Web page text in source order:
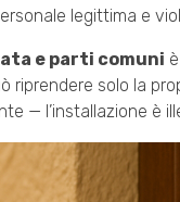
legittima e
e parti comuni
solo la
— l’installazione è